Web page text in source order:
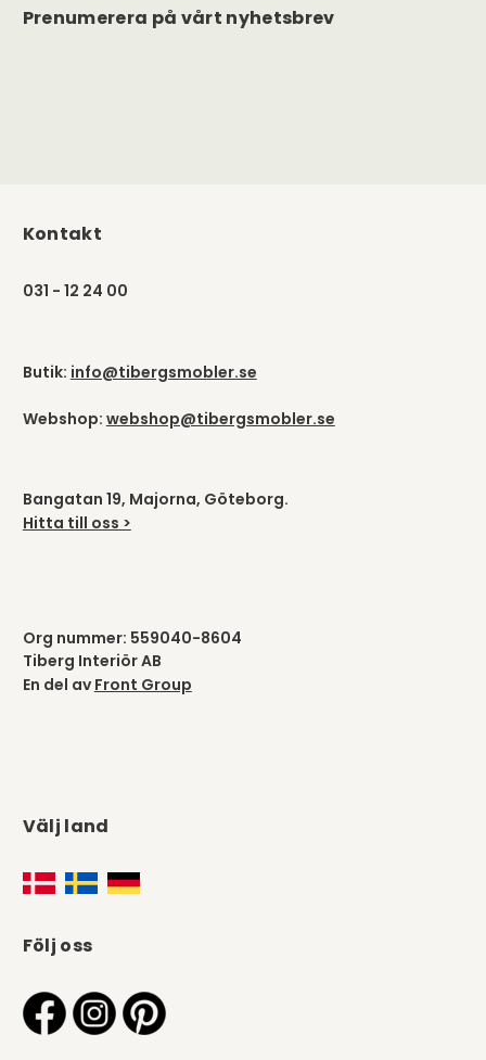
Prenumerera på vårt nyhetsbrev
Kontakt
031 - 12 24 00
Butik: info@tibergsmobler.se
Webshop: webshop@tibergsmobler.se
Bangatan 19, Majorna, Göteborg.
Hitta till oss >
Org nummer: 559040-8604
Tiberg Interiör AB
En del av Front Group
Välj land
Följ oss